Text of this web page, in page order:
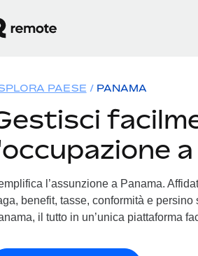
PAESE PANAMA
l’assunzione a Panama.
benefit, tasse, conformità e
il tutto in un’unica piattaforma